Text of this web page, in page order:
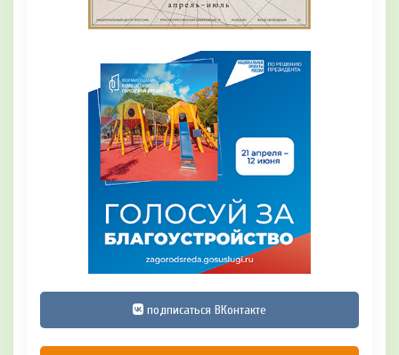
подписаться ВКонтакте